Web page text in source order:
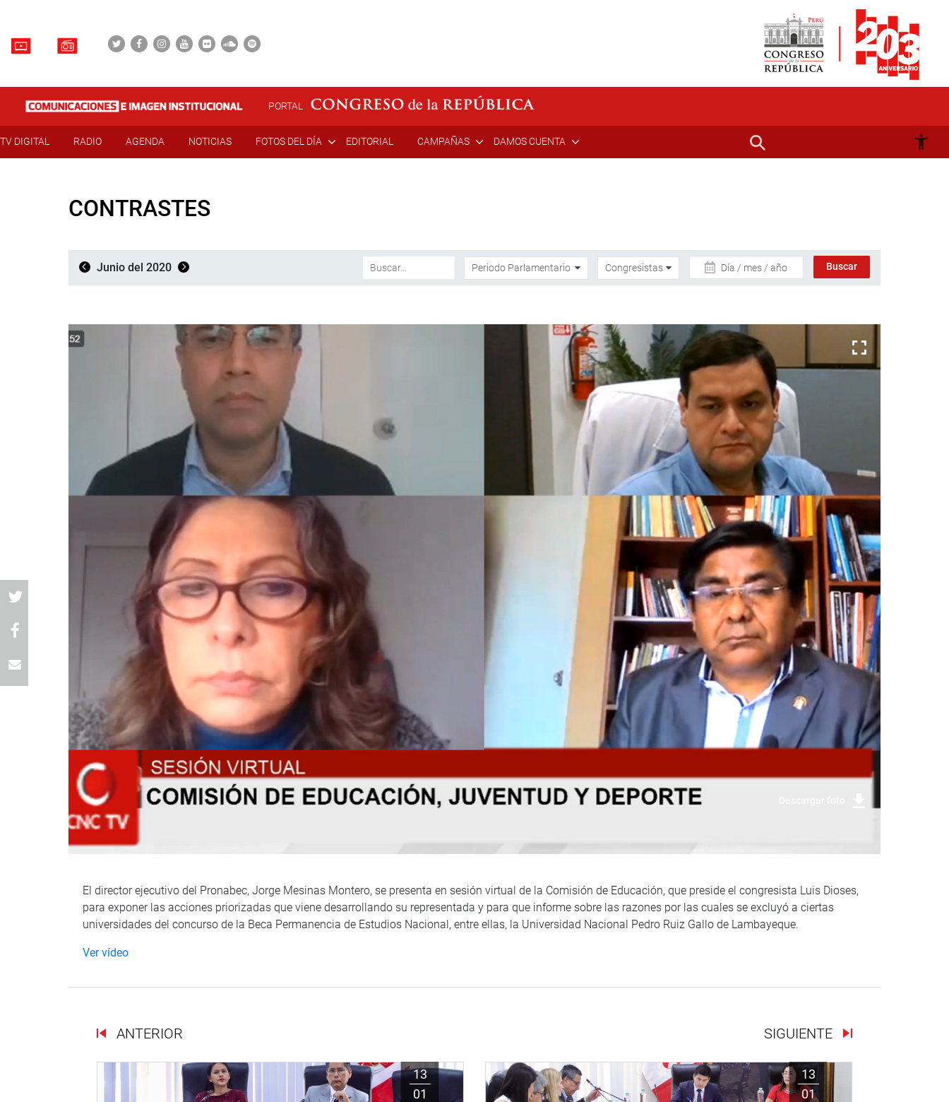
PORTAL
TV DIGITAL RADIO AGENDA NOTICIAS FOTOS DEL DÍA EDITORIAL CAMPAÑAS DAMOS CUENTA
CONTRASTES
Junio del 2020 Día / mes / año
El director ejecutivo del Pronabec, Jorge Mesinas Montero, se presenta en sesión virtual de la Comisión de Educación, que preside el congresista Luis Dioses,
para exponer las acciones priorizadas que viene desarrollando su representada y para que informe sobre las razones por las cuales se excluyó a ciertas
universidades del concurso de la Beca Permanencia de Estudios Nacional, entre ellas, la Universidad Nacional Pedro Ruiz Gallo de Lambayeque.
Ver vídeo
ANTERIOR SIGUIENTE
13
01
13
01